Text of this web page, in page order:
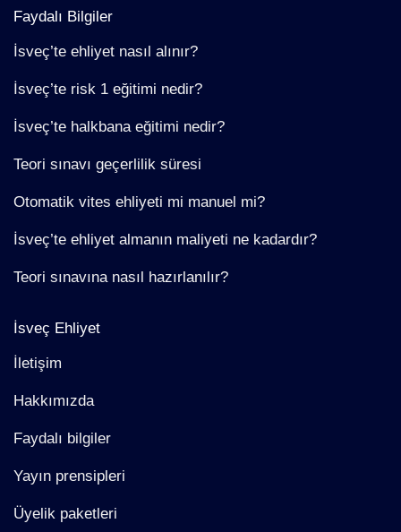
Faydalı Bilgiler
İsveç’te ehliyet nasıl alınır?
İsveç’te risk 1 eğitimi nedir?
İsveç’te halkbana eğitimi nedir?
Teori sınavı geçerlilik süresi
Otomatik vites ehliyeti mi manuel mi?
İsveç’te ehliyet almanın maliyeti ne kadardır?
Teori sınavına nasıl hazırlanılır?
İsveç Ehliyet
İletişim
Hakkımızda
Faydalı bilgiler
Yayın prensipleri
Üyelik paketleri